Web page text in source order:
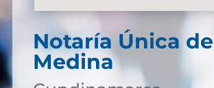
Notaría Única de
Medina